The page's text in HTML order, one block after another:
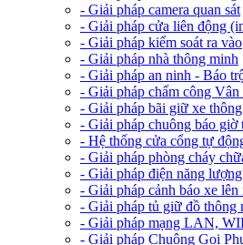
- Giải pháp camera quan sát
- Giải pháp cửa liên động
- Giải pháp kiểm soát ra vào
- Giải pháp nhà thông minh
- Giải pháp an ninh - Báo
- Giải pháp chấm công Vân
- Giải pháp bãi giữ xe
- Giải pháp chuông báo giờ
- Hệ thống cửa cổng tự
- Giải pháp phòng cháy
- Giải pháp điện năng
- Giải pháp cảnh báo xe
- Giải pháp tủ giữ đồ thông
- Giải pháp mạng LAN,
- Giải pháp Chuông Gọi